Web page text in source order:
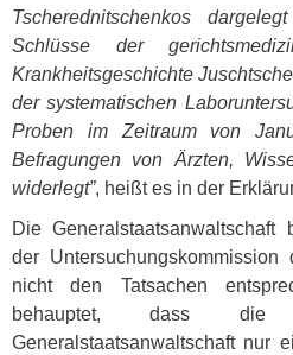
Tscherednitschenkos
Schlüsse der
Krankheitsgeschichte
der systematischen
Proben im Zeitraum von
Befragungen von Ärzten,
widerlegt”, heißt es in der
Die Generalstaatsanwaltschaft
der
nicht den Tatsachen
behauptet, dass die
Generalstaatsanwaltschaft nur